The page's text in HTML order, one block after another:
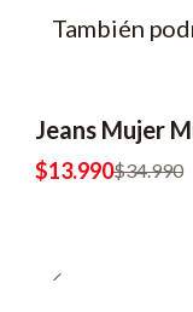
También
-60% OFF
Jeans Mujer
$13.990$34.990